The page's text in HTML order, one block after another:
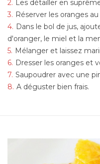
Les détailler en
Réserver les oranges au
Dans le bol de jus,
d'oranger, le miel et la
Mélanger et laissez
Dresser les oranges et
Saupoudrer avec une
A déguster bien frais.